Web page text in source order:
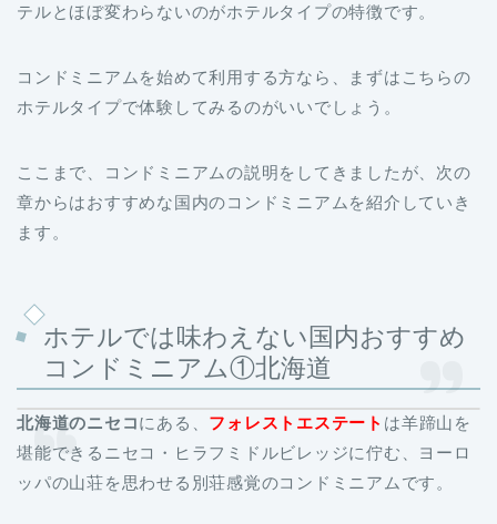
テルとほぼ変わらないのがホテルタイプの特徴です。
コンドミニアムを始めて利用する方なら、まずはこちらの
ホテルタイプで体験してみるのがいいでしょう。
ここまで、コンドミニアムの説明をしてきましたが、次の
章からはおすすめな国内のコンドミニアムを紹介していき
ます。
ホテルでは味わえない国内おすすめ
コンドミニアム①北海道
北海道のニセコにある、 フォレストエステート は羊蹄山を
堪能できるニセコ・ヒラフミドルビレッジに佇む、ヨーロ
ッパの山荘を思わせる別荘感覚のコンドミニアムです。